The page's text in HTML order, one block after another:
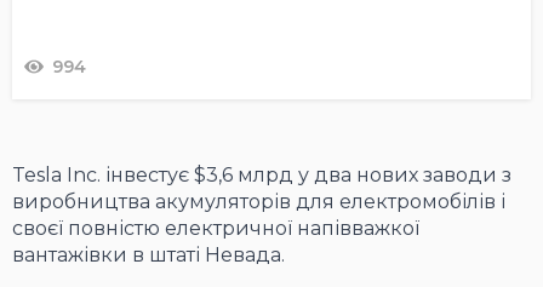
994
Tesla Inc. інвестує $3,6 млрд у два нових заводи з
виробництва акумуляторів для електромобілів і
своєї повністю електричної напівважкої
вантажівки в штаті Невада.